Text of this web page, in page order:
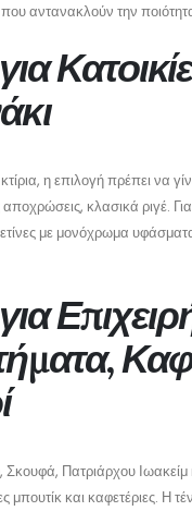
που αντανακλούν την
η επιλογή πρέπει να
κλασικά ριγέ.
με μονόχρωμα
Πατριάρχου
μπουτίκ και καφετέριες. Η